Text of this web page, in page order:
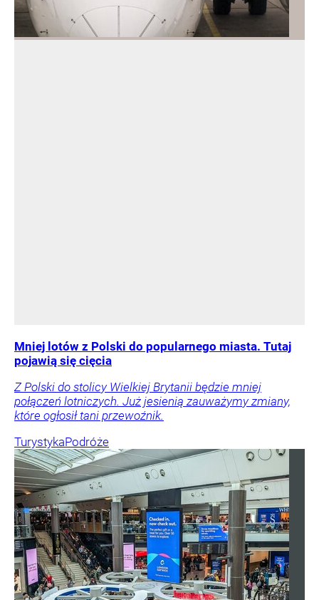
Mniej lotów z Polski do popularnego miasta. Tutaj
pojawią się cięcia
Z Polski do stolicy Wielkiej Brytanii będzie mniej
połączeń lotniczych. Już jesienią zauważymy zmiany,
które ogłosił tani przewoźnik.
TurystykaPodróże